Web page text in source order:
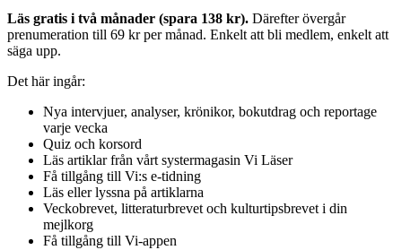
Läs gratis i två månader (spara 138 kr). Därefter övergår
prenumeration till 69 kr per månad. Enkelt att bli medlem, enkelt att
säga upp.
Det här ingår:
Nya intervjuer, analyser, krönikor, bokutdrag och reportage
varje vecka
Quiz och korsord
Läs artiklar från vårt systermagasin Vi Läser
Få tillgång till Vi:s e-tidning
Läs eller lyssna på artiklarna
Veckobrevet, litteraturbrevet och kulturtipsbrevet i din
mejlkorg
Få tillgång till Vi-appen